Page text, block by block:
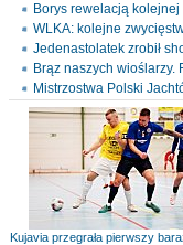
Borys rewelacją
WLKA: kolejne
Jedenastolatek zrobił
Brąz naszych wioślarzy.
Mistrzostwa Polski
Kujavia przegrała pierwszy